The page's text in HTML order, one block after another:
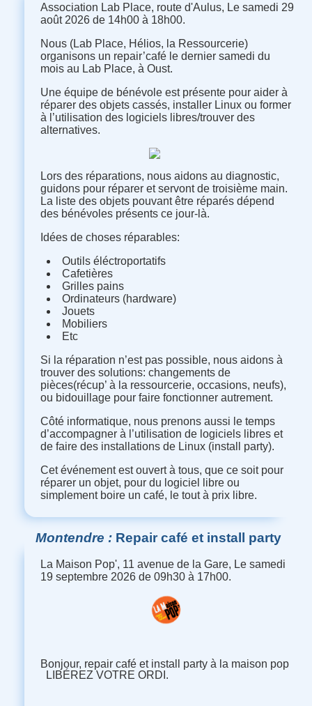
Association Lab Place, route d'Aulus, Le samedi 29
août 2026 de 14h00 à 18h00.
Nous (Lab Place, Hélios, la Ressourcerie)
organisons un repair’café le dernier samedi du
mois au Lab Place, à Oust.
Une équipe de bénévole est présente pour aider à
réparer des objets cassés, installer Linux ou former
à l’utilisation des logiciels libres/trouver des
alternatives.
Lors des réparations, nous aidons au diagnostic,
guidons pour réparer et servont de troisième main.
La liste des objets pouvant être réparés dépend
des bénévoles présents ce jour-là.
Idées de choses réparables:
Outils éléctroportatifs
Cafetières
Grilles pains
Ordinateurs (hardware)
Jouets
Mobiliers
Etc
Si la réparation n’est pas possible, nous aidons à
trouver des solutions: changements de
pièces(récup’ à la ressourcerie, occasions, neufs),
ou bidouillage pour faire fonctionner autrement.
Côté informatique, nous prenons aussi le temps
d’accompagner à l’utilisation de logiciels libres et
de faire des installations de Linux (install party).
Cet événement est ouvert à tous, que ce soit pour
réparer un objet, pour du logiciel libre ou
simplement boire un café, le tout à prix libre.
Montendre Repair café et install party
La Maison Pop', 11 avenue de la Gare, Le samedi
19 septembre 2026 de 09h30 à 17h00.
Bonjour, repair café et install party à la maison pop
LIBÉREZ VOTRE ORDI.